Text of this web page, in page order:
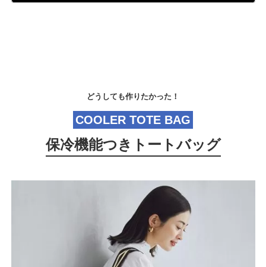
どうしても作りたかった！
COOLER TOTE BAG
保冷機能つきトートバッグ